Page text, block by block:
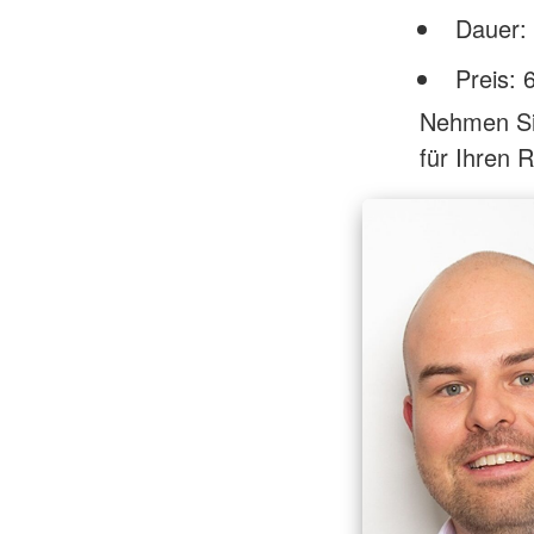
Preis:
Nehmen
für Ihren